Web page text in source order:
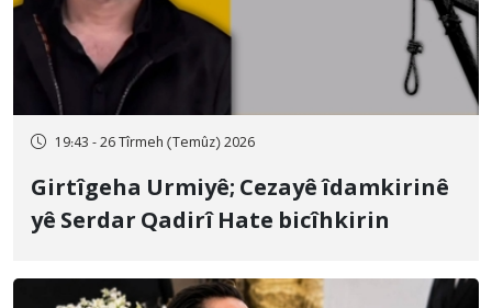
19:43 - 26 Tîrmeh (Temûz) 2026
Girtîgeha Urmiyê; Cezayê îdamkirinê
yê Serdar Qadirî Hate bicîhkirin